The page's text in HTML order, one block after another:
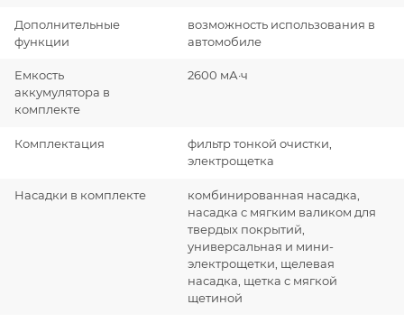
Дополнительные
функции
возможность использования в
автомобиле
Емкость
аккумулятора в
комплекте
2600 мА·ч
Комплектация
фильтр тонкой очистки,
электрощетка
Насадки в комплекте
комбинированная насадка,
насадка с мягким валиком для
твердых покрытий,
универсальная и мини-
электрощетки, щелевая
насадка, щетка с мягкой
щетиной